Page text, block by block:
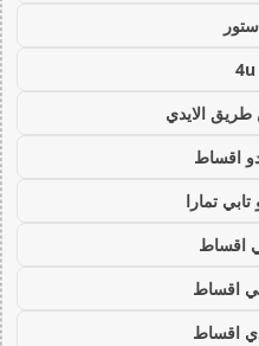
الايدي
اقساط
تمارا
اقساط
اقساط
اقساط